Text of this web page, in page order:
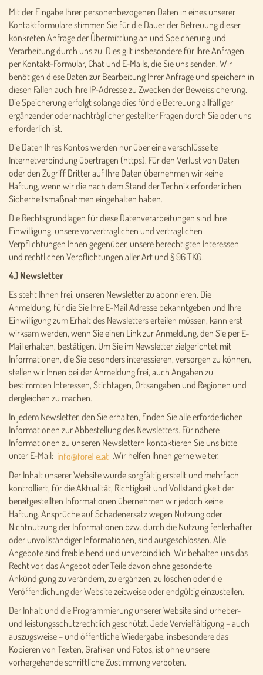
Mit der Eingabe Ihrer personenbezogenen Daten in eines unserer
Kontaktformulare stimmen Sie für die Dauer der Betreuung dieser
konkreten Anfrage der Übermittlung an und Speicherung und
Verarbeitung durch uns zu. Dies gilt insbesondere für Ihre Anfragen
per Kontakt-Formular, Chat und E-Mails, die Sie uns senden. Wir
benötigen diese Daten zur Bearbeitung Ihrer Anfrage und speichern in
diesen Fällen auch Ihre IP-Adresse zu Zwecken der Beweissicherung.
Die Speicherung erfolgt solange dies für die Betreuung allfälliger
ergänzender oder nachträglicher gestellter Fragen durch Sie oder uns
erforderlich ist.
Die Daten Ihres Kontos werden nur über eine verschlüsselte
Internetverbindung übertragen (https). Für den Verlust von Daten
oder den Zugriff Dritter auf Ihre Daten übernehmen wir keine
Haftung, wenn wir die nach dem Stand der Technik erforderlichen
Sicherheitsmaßnahmen eingehalten haben.
Die Rechtsgrundlagen für diese Datenverarbeitungen sind Ihre
Einwilligung, unsere vorvertraglichen und vertraglichen
Verpflichtungen Ihnen gegenüber, unsere berechtigten Interessen
und rechtlichen Verpflichtungen aller Art und § 96 TKG.
4.) Newsletter
Es steht Ihnen frei, unseren Newsletter zu abonnieren. Die
Anmeldung, für die Sie Ihre E-Mail Adresse bekanntgeben und Ihre
Einwilligung zum Erhalt des Newsletters erteilen müssen, kann erst
wirksam werden, wenn Sie einen Link zur Anmeldung, den Sie per E-
Mail erhalten, bestätigen. Um Sie im Newsletter zielgerichtet mit
Informationen, die Sie besonders interessieren, versorgen zu können,
stellen wir Ihnen bei der Anmeldung frei, auch Angaben zu
bestimmten Interessen, Stichtagen, Ortsangaben und Regionen und
dergleichen zu machen.
In jedem Newsletter, den Sie erhalten, finden Sie alle erforderlichen
Informationen zur Abbestellung des Newsletters. Für nähere
Informationen zu unseren Newslettern kontaktieren Sie uns bitte
unter E-Mail:
.Wir helfen Ihnen gerne weiter.
Der Inhalt unserer Website wurde sorgfältig erstellt und mehrfach
kontrolliert, für die Aktualität, Richtigkeit und Vollständigkeit der
bereitgestellten Informationen übernehmen wir jedoch keine
Haftung. Ansprüche auf Schadenersatz wegen Nutzung oder
Nichtnutzung der Informationen bzw. durch die Nutzung fehlerhafter
oder unvollständiger Informationen, sind ausgeschlossen. Alle
Angebote sind freibleibend und unverbindlich. Wir behalten uns das
Recht vor, das Angebot oder Teile davon ohne gesonderte
Ankündigung zu verändern, zu ergänzen, zu löschen oder die
Veröffentlichung der Website zeitweise oder endgültig einzustellen.
Der Inhalt und die Programmierung unserer Website sind urheber-
und leistungsschutzrechtlich geschützt. Jede Vervielfältigung – auch
auszugsweise – und öffentliche Wiedergabe, insbesondere das
Kopieren von Texten, Grafiken und Fotos, ist ohne unsere
vorhergehende schriftliche Zustimmung verboten.